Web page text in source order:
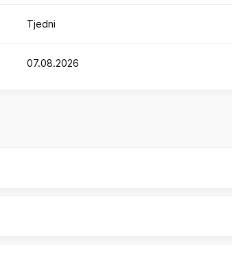
Tjedni
07.08.2026